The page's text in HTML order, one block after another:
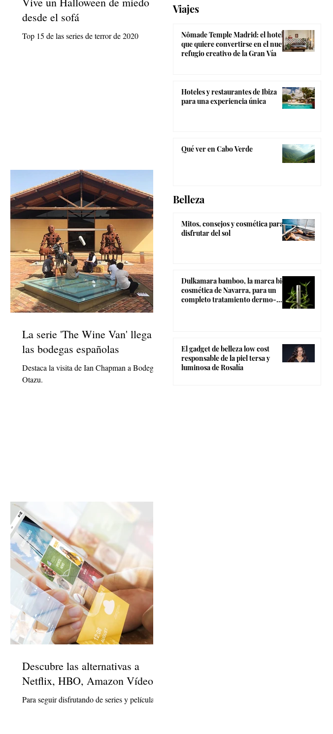
desde el sofá
Top 15 de las series de terror de 2020
La serie 'The Wine Van' llega a
las bodegas españolas
Destaca la visita de Ian Chapman a Bodega
Otazu.
Descubre las alternativas a
Netflix, HBO, Amazon Vídeo...
Para seguir disfrutando de series y películas.
Viajes
Nômade Temple Madrid: el hotel
que quiere convertirse en el nuevo
refugio creativo de la Gran Vía
Hoteles y restaurantes de Ibiza
para una experiencia única
Qué ver en Cabo Verde
Belleza
Mitos, consejos y cosmética para
disfrutar del sol
Dulkamara bamboo, la marca bio-
cosmética de Navarra, para un
completo tratamiento dermo-
El gadget de belleza low cost
responsable de la piel tersa y
luminosa de Rosalía